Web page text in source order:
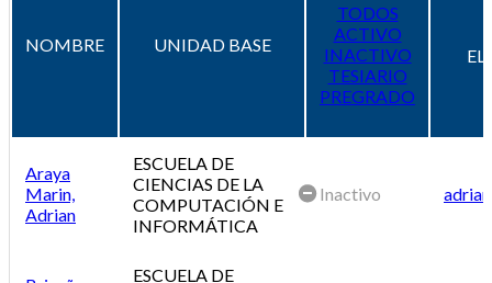
NOMBRE UNIDAD BASE
TODOS
ACTIVO
INACTIVO
TESIARIO
PREGRADO
Araya
Marin,
Adrian
ESCUELA DE
CIENCIAS DE LA
COMPUTACIÓN E
INFORMÁTICA
Inactivo
ESCUELA DE